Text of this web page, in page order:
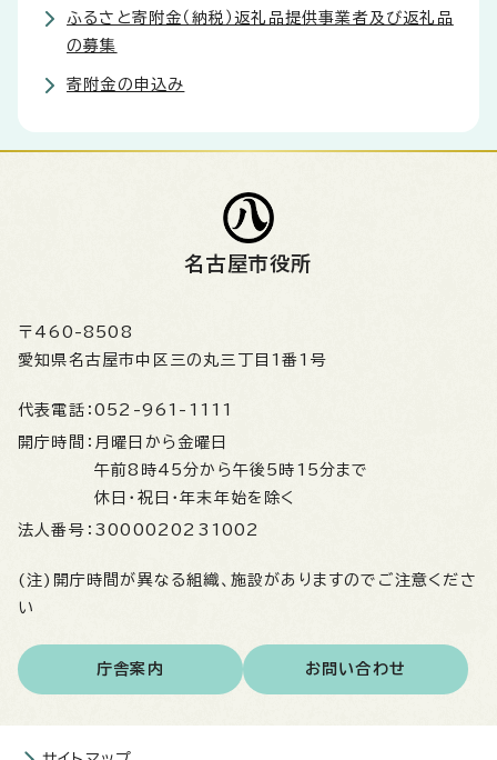
ふるさと寄附金（納税）返礼品提供事業者及び返礼品
の募集
寄附金の申込み
名古屋市役所
〒460-8508
愛知県名古屋市中区三の丸三丁目1番1号
代表電話： 052-961-1111
開庁時間： 月曜日から金曜日
午前8時45分から午後5時15分まで
休日・祝日・年末年始を除く
法人番号： 3000020231002
(注)開庁時間が異なる組織、施設がありますのでご注意くださ
い
庁舎案内 お問い合わせ